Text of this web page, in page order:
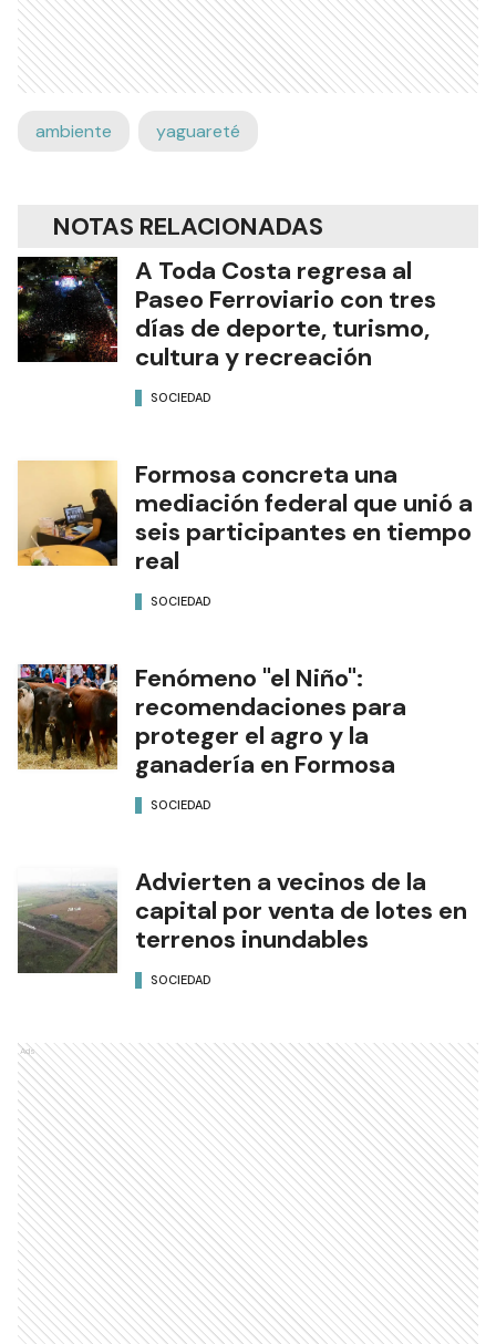
ambiente yaguareté
NOTAS RELACIONADAS
A Toda Costa regresa al
Paseo Ferroviario con tres
días de deporte, turismo,
cultura y recreación
SOCIEDAD
Formosa concreta una
mediación federal que unió a
seis participantes en tiempo
real
SOCIEDAD
Fenómeno "el Niño":
recomendaciones para
proteger el agro y la
ganadería en Formosa
SOCIEDAD
Advierten a vecinos de la
capital por venta de lotes en
terrenos inundables
SOCIEDAD
Ads